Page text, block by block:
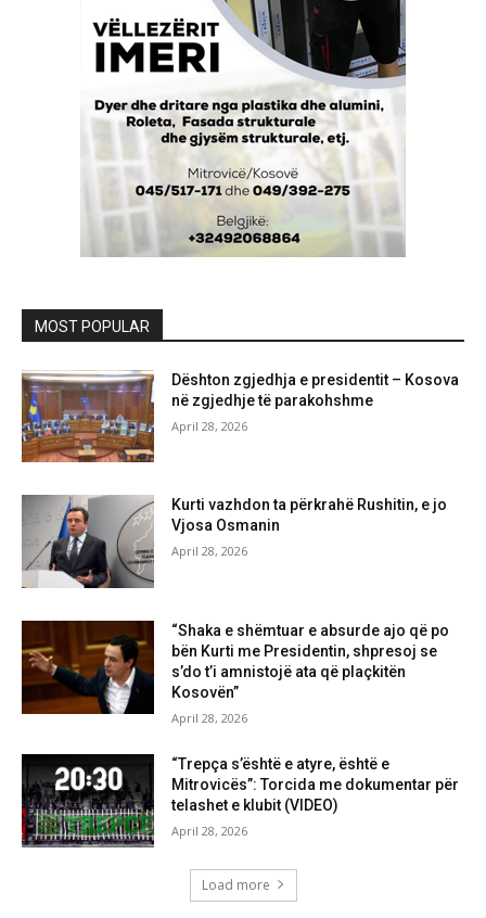
MOST POPULAR
Dështon zgjedhja e presidentit – Kosova
në zgjedhje të parakohshme
April 28, 2026
Kurti vazhdon ta përkrahë Rushitin, e jo
Vjosa Osmanin
April 28, 2026
“Shaka e shëmtuar e absurde ajo që po
bën Kurti me Presidentin, shpresoj se
s’do t’i amnistojë ata që plaçkitën
Kosovën”
April 28, 2026
“Trepça s’është e atyre, është e
Mitrovicës”: Torcida me dokumentar për
telashet e klubit (VIDEO)
April 28, 2026
Load more